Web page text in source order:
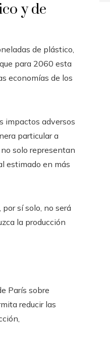
y de
de plástico,
para 2060 esta
economías de los
impactos adversos
particular a
solo representan
estimado en más
sí solo, no será
la producción
París sobre
reducir las